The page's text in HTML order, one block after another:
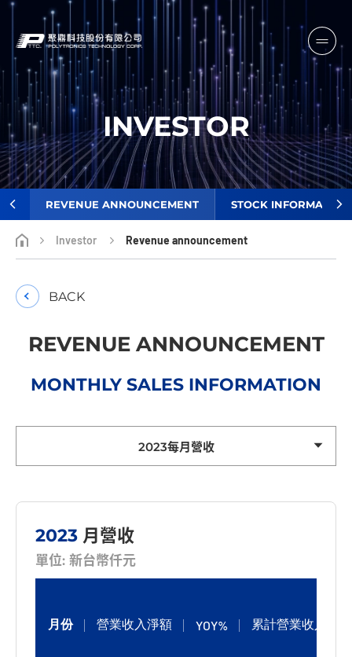
INVESTOR
REVENUE ANNOUNCEMENT STOCK INFORMATION
Investor Revenue announcement
BACK
REVENUE ANNOUNCEMENT
MONTHLY SALES INFORMATION
2023每月營收
2023 月營收
單位: 新台幣仟元
月份 營業收入淨額 YOY% 累計營業收入淨額